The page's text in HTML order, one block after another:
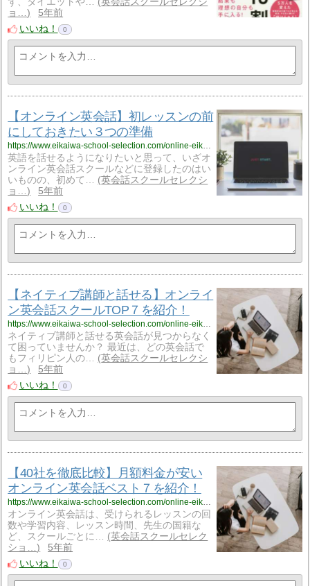
ョ…
5年前
いいね！
0
【オンライン英会話】初レッスンの前
にしておきたい３つの準備
https://www.eikaiwa-school-selection.com/online-eikaiwa-preparation/449/
英語を話せるようになりたいと思って、いざオ
ンライン英会話スクールなどに登録したのはい
いものの、初めて…
英会話スクールセレクシ
ョ…
5年前
いいね！
0
【ネイティブ講師と話せる】オンライ
ン英会話スクールTOP７を紹介！
https://www.eikaiwa-school-selection.com/online-eikaiwa-ranking-native/441/
ネイティブ講師と話せる英会話が見つからなく
て困っていませんか？ 最近は、どの英会話で
もフィリピン人の…
英会話スクールセレクシ
ョ…
5年前
いいね！
0
【40社を徹底比較】月額料金が安い
オンライン英会話ベスト７を紹介！
https://www.eikaiwa-school-selection.com/online-eikaiwa-ranking-price/411/
オンライン英会話は、受けられるレッスンの回
数や学習内容、レッスン時間、先生の国籍な
ど、スクールごとに…
英会話スクールセレク
ショ…
5年前
いいね！
0